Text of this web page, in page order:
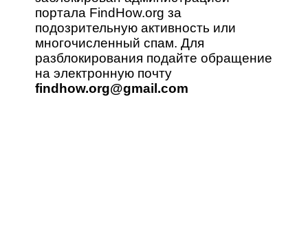
портала FindHow.org за
подозрительную активность или
многочисленный спам. Для
разблокирования подайте обращение
на электронную почту
findhow.org@gmail.com